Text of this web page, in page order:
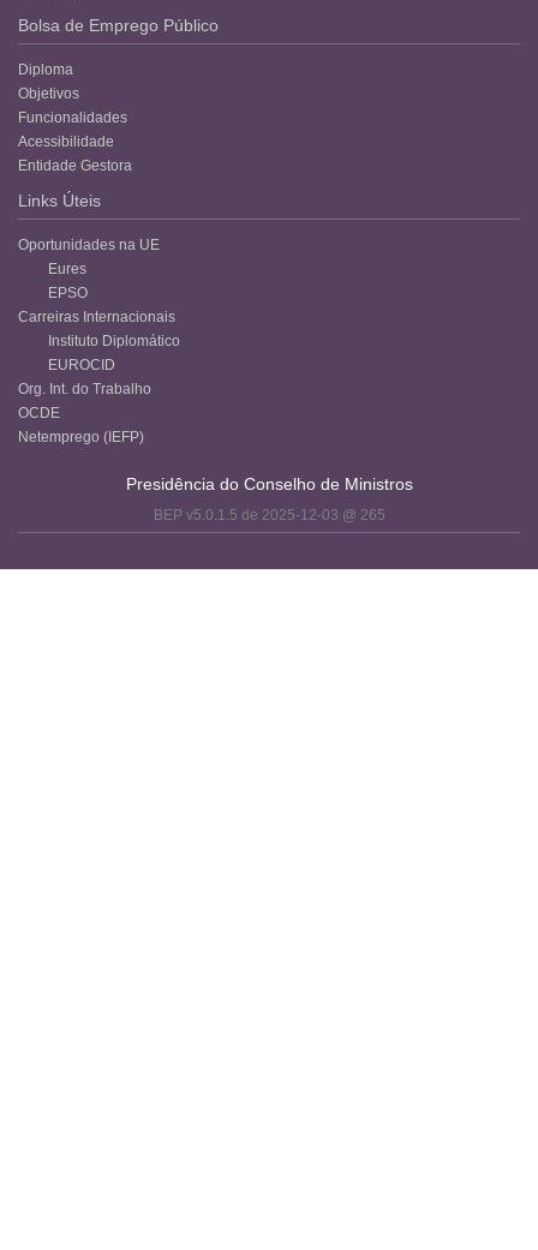
Bolsa de Emprego Público
Diploma
Objetivos
Funcionalidades
Acessibilidade
Entidade Gestora
Links Úteis
Oportunidades na UE
Eures
EPSO
Carreiras Internacionais
Instituto Diplomático
EUROCID
Org. Int. do Trabalho
OCDE
Netemprego (IEFP)
Presidência do Conselho de Ministros
BEP v5.0.1.5 de 2025-12-03 @ 265